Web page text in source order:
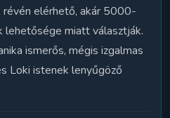
elérhető, akár 5000-
lehetősége miatt választják.
ismerős, mégis izgalmas
Loki istenek lenyűgöző